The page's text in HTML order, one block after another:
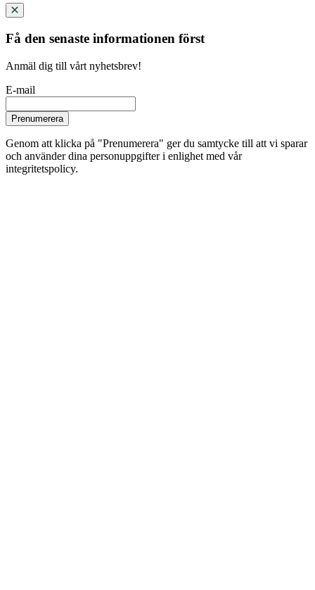
Få den senaste informationen först
Anmäl dig till vårt nyhetsbrev!
E-mail
Prenumerera
Genom att klicka på "Prenumerera" ger du samtycke till att vi sparar
och använder dina personuppgifter i enlighet med vår
integritetspolicy.